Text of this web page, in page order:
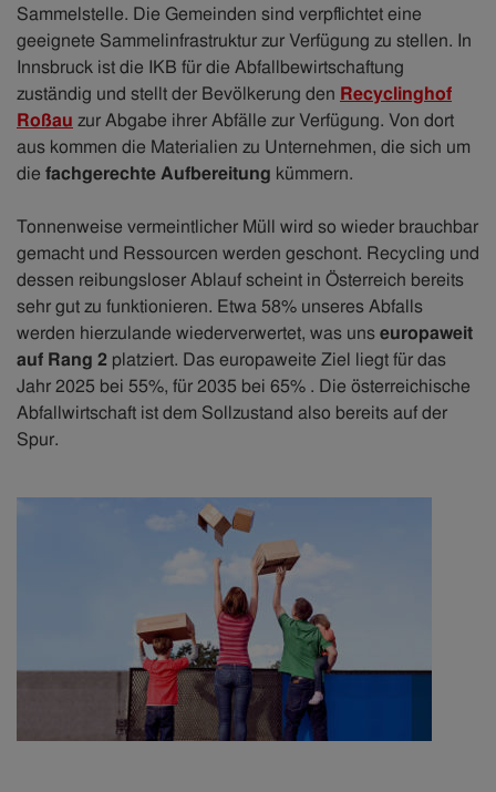
Sammelstelle. Die Gemeinden sind verpflichtet eine
geeignete Sammelinfrastruktur zur Verfügung zu stellen. In
Innsbruck ist die IKB für die Abfallbewirtschaftung
zuständig und stellt der Bevölkerung den Recyclinghof
Roßau zur Abgabe ihrer Abfälle zur Verfügung. Von dort
aus kommen die Materialien zu Unternehmen, die sich um
die fachgerechte Aufbereitung kümmern.
Tonnenweise vermeintlicher Müll wird so wieder brauchbar
gemacht und Ressourcen werden geschont. Recycling und
dessen reibungsloser Ablauf scheint in Österreich bereits
sehr gut zu funktionieren. Etwa 58% unseres Abfalls
werden hierzulande wiederverwertet, was unseuropaweit
auf Rang 2 platziert. Das europaweite Ziel liegt für das
Jahr 2025 bei 55%, für 2035 bei 65% . Die österreichische
Abfallwirtschaft ist dem Sollzustand also bereits auf der
Spur.